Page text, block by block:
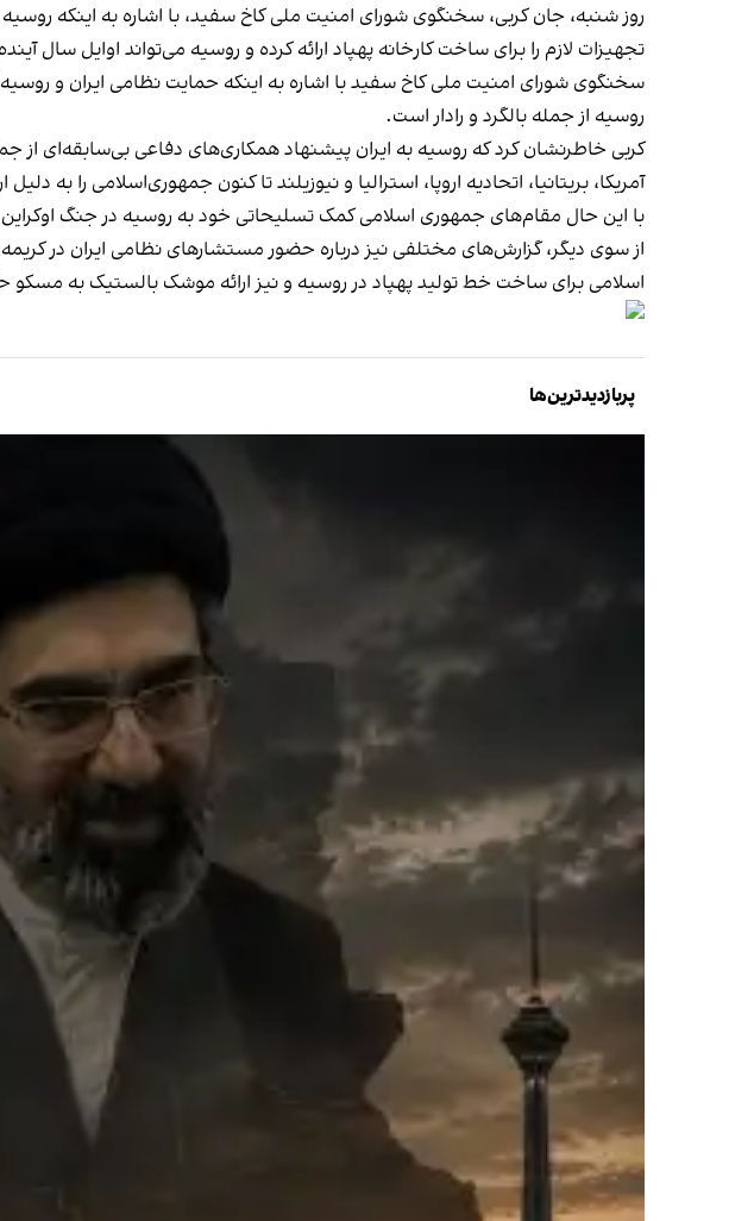
روز شنبه، جان کربی، سخنگوی شورای امنیت ملی کاخ سفید، با اشاره به اینکه
تجهیزات لازم را برای ساخت کارخانه پهپاد ارائه کرده و روسیه می‌تواند اوایل سال
سخنگوی شورای امنیت ملی کاخ سفید با اشاره به اینکه حمایت نظامی ایران و روسیه
روسیه از جمله بالگرد و رادار است.
کربی خاطرنشان کرد که روسیه به ایران پیشنهاد همکاری‌های دفاعی بی‌سابقه‌ای از
آمریکا، بریتانیا، اتحادیه اروپا، استرالیا و نیوزیلند تا کنون جمهوری‌اسلامی را به
با این حال مقام‌های جمهوری اسلامی کمک تسلیحاتی خود به روسیه در جنگ اوکراین
از سوی دیگر، گزارش‌های مختلفی نیز درباره حضور مستشارهای نظامی ایران در
اسلامی برای ساخت خط تولید پهپاد در روسیه و نیز ارائه موشک بالستیک به مسکو
پربازدیدترین‌ها